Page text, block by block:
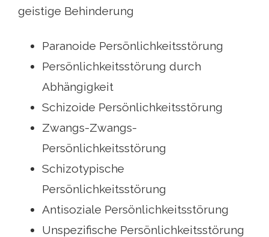
geistige Behinderung
Paranoide Persönlichkeitsstörung
Persönlichkeitsstörung durch
Abhängigkeit
Schizoide Persönlichkeitsstörung
Zwangs-Zwangs-
Persönlichkeitsstörung
Schizotypische
Persönlichkeitsstörung
Antisoziale Persönlichkeitsstörung
Unspezifische Persönlichkeitsstörung